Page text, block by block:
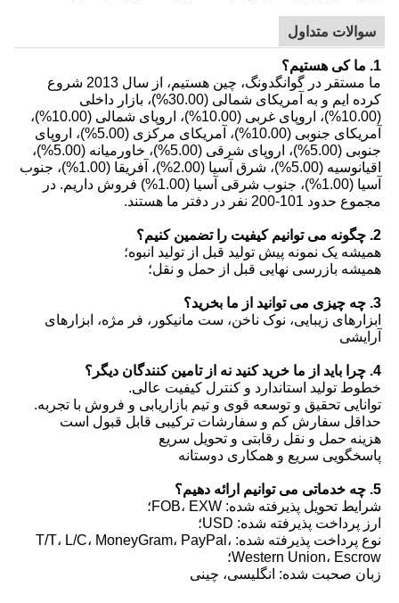
سوالات متداول
1. ما کی هستیم؟
ما مستقر در گوانگدونگ، چین هستیم، از سال 2013 شروع
کرده ایم و به آمریکای شمالی (30.00%)، بازار داخلی
(10.00%)، اروپای غربی (10.00%)، اروپای شمالی (10.00%)،
آمریکای جنوبی (10.00%)، آمریکای مرکزی (5.00%)، اروپای
جنوبی (5.00%)، اروپای شرقی (5.00%)، خاورمیانه (5.00%)،
اقیانوسیه (5.00%)، شرق آسیا (2.00%)، آفریقا (1.00%)، جنوب
آسیا (1.00%)، جنوب شرقی آسیا (1.00%) فروش داریم. در
مجموع حدود 101-200 نفر در دفتر ما هستند.
2. چگونه می توانیم کیفیت را تضمین کنیم؟
همیشه یک نمونه پیش تولید قبل از تولید انبوه؛
همیشه بازرسی نهایی قبل از حمل و نقل؛
3. چه چیزی می توانید از ما بخرید؟
ابزارهای زیبایی، نوک ناخن، ست مانیکور، فر مژه، ابزارهای
آرایشی
4. چرا باید از ما خرید کنید نه از تامین کنندگان دیگر؟
خطوط تولید استاندارد و کنترل کیفیت عالی.
توانایی تحقیق و توسعه قوی و تیم بازاریابی و فروش با تجربه.
حداقل سفارش کم و سفارشات ترکیبی قابل قبول است
هزینه حمل و نقل رقابتی و تحویل سریع
پاسخگویی سریع و همکاری دوستانه
5. چه خدماتی می توانیم ارائه دهیم؟
شرایط تحویل پذیرفته شده: FOB، EXW؛
ارز پرداخت پذیرفته شده: USD؛
نوع پرداخت پذیرفته شده: T/T، L/C، MoneyGram، PayPal،
Western Union، Escrow؛
زبان صحبت شده: انگلیسی، چینی